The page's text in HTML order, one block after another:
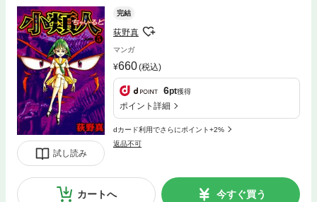
試し読み
完結
荻野真
マンガ
660(税込)
6pt獲得
ポイント詳細
dカード利用でさらにポイント+2%
返品不可
カートへ 今すぐ買う